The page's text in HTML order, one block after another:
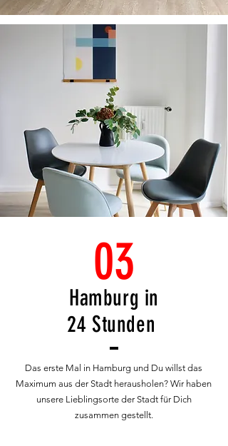
03
Hamburg in
24 Stunden
Das erste Mal in Hamburg und Du willst das
Maximum aus der Stadt herausholen? Wir haben
unsere Lieblingsorte der Stadt für Dich
zusammen gestellt.